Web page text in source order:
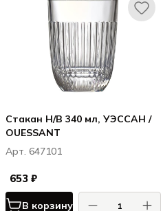
Стакан H/B 340 мл, УЭССАН /
OUESSANT
Арт. 647101
653 ₽
В корзину